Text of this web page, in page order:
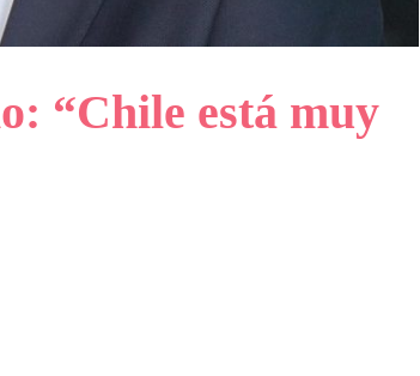
“Chile está muy